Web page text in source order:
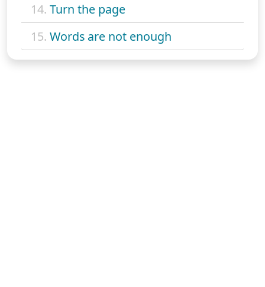
14. Turn the page
15. Words are not enough